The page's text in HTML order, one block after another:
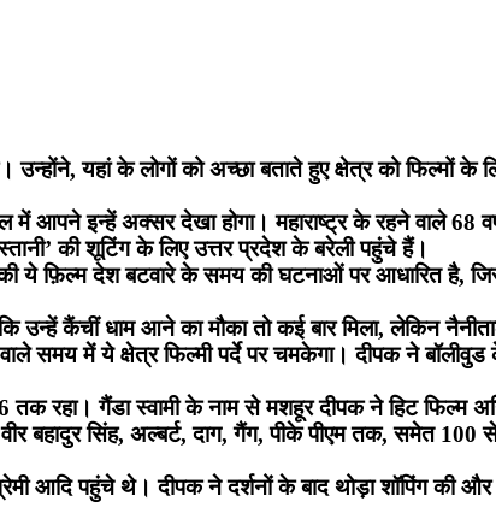
यहां के लोगों को अच्छा बताते हुए क्षेत्र को फिल्मों
आपने इन्हें अक्सर देखा होगा। महाराष्ट्र के रहने वाले 68
की शूटिंग के लिए उत्तर प्रदेश के बरेली पहुंचे हैं।
ये फ़िल्म देश बटवारे के समय की घटनाओं पर आधारित है,
उन्हें कैंचीं धाम आने का मौका तो कई बार मिला, लेकिन
समय में ये क्षेत्र फिल्मी पर्दे पर चमकेगा। दीपक ने बॉलीवुड
रहा। गैंडा स्वामी के नाम से मशहूर दीपक ने हिट फिल्म
बहादुर सिंह, अल्बर्ट, दाग, गैंग, पीके पीएम तक, समेत 100
पहुंचे थे। दीपक ने दर्शनों के बाद थोड़ा शॉपिंग की और